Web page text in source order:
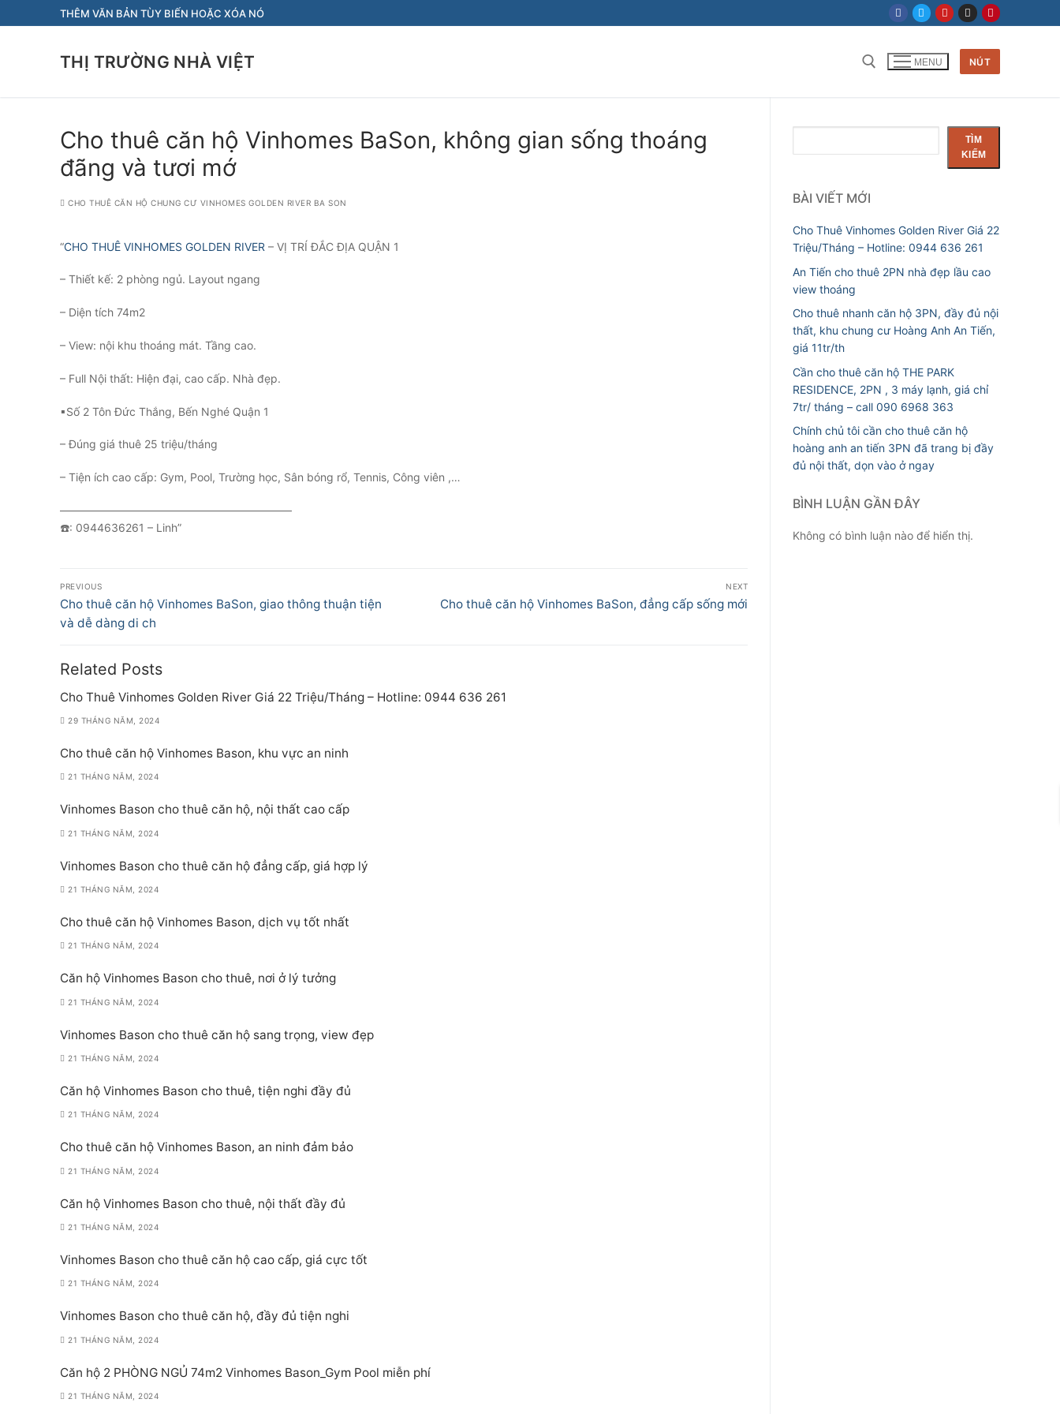
đến
THÊM VĂN BẢN TÙY BIẾN HOẶC XÓA NÓ
THỊ TRƯỜNG NHÀ VIỆT
Tìm kiếm cho:
MENU NÚT
Cho thuê căn hộ Vinhomes BaSon, không gian sống thoáng
đãng và tươi mớ
CHO THUÊ CĂN HỘ CHUNG CƯ VINHOMES GOLDEN RIVER BA SON
“CHO THUÊ VINHOMES GOLDEN RIVER – VỊ TRÍ ĐẮC ĐỊA QUẬN 1
– Thiết kế: 2 phòng ngủ. Layout ngang
– Diện tích 74m2
– View: nội khu thoáng mát. Tầng cao.
– Full Nội thất: Hiện đại, cao cấp. Nhà đẹp.
▪Số 2 Tôn Đức Thắng, Bến Nghé Quận 1
– Đúng giá thuê 25 triệu/tháng
– Tiện ích cao cấp: Gym, Pool, Trường học, Sân bóng rổ, Tennis, Công viên ,…
—————————————————————
☎️: 0944636261 – Linh”
Điều
hướng
bài
viết
PREVIOUS
Previous
post:
Cho thuê căn hộ Vinhomes BaSon, giao thông thuận tiện
và dễ dàng di ch
NEXT
Next
Cho thuê căn hộ Vinhomes BaSon, đẳng cấp sống mới
Related Posts
Cho Thuê Vinhomes Golden River Giá 22 Triệu/Tháng – Hotline: 0944 636 261
29 THÁNG NĂM, 2024
Cho thuê căn hộ Vinhomes Bason, khu vực an ninh
21 THÁNG NĂM, 2024
Vinhomes Bason cho thuê căn hộ, nội thất cao cấp
21 THÁNG NĂM, 2024
Vinhomes Bason cho thuê căn hộ đẳng cấp, giá hợp lý
21 THÁNG NĂM, 2024
Cho thuê căn hộ Vinhomes Bason, dịch vụ tốt nhất
21 THÁNG NĂM, 2024
Căn hộ Vinhomes Bason cho thuê, nơi ở lý tưởng
21 THÁNG NĂM, 2024
Vinhomes Bason cho thuê căn hộ sang trọng, view đẹp
21 THÁNG NĂM, 2024
Căn hộ Vinhomes Bason cho thuê, tiện nghi đầy đủ
21 THÁNG NĂM, 2024
Cho thuê căn hộ Vinhomes Bason, an ninh đảm bảo
21 THÁNG NĂM, 2024
Căn hộ Vinhomes Bason cho thuê, nội thất đầy đủ
21 THÁNG NĂM, 2024
Vinhomes Bason cho thuê căn hộ cao cấp, giá cực tốt
21 THÁNG NĂM, 2024
Vinhomes Bason cho thuê căn hộ, đầy đủ tiện nghi
21 THÁNG NĂM, 2024
Căn hộ 2 PHÒNG NGỦ 74m2 Vinhomes Bason_Gym Pool miễn phí
21 THÁNG NĂM, 2024
kiếm
TÌM
KIẾM
BÀI VIẾT MỚI
Cho Thuê Vinhomes Golden River Giá 22
Triệu/Tháng – Hotline: 0944 636 261
An Tiến cho thuê 2PN nhà đẹp lầu cao
view thoáng
Cho thuê nhanh căn hộ 3PN, đầy đủ nội
thất, khu chung cư Hoàng Anh An Tiến,
giá 11tr/th
Cần cho thuê căn hộ THE PARK
RESIDENCE, 2PN , 3 máy lạnh, giá chỉ
7tr/ tháng – call 090 6968 363
Chính chủ tôi cần cho thuê căn hộ
hoàng anh an tiến 3PN đã trang bị đầy
đủ nội thất, dọn vào ở ngay
BÌNH LUẬN GẦN ĐÂY
Không có bình luận nào để hiển thị.